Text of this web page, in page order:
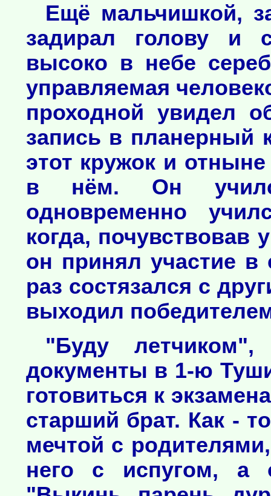
Ещё мальчишкой,
задирал голову и
высоко в небе
управляемая
проходной увидел
запись в планерный
этот кружок и
в нём. Он
одновременно
когда, почувствовав
он принял участие в
раз состязался с
выходил
"Буду
документы в 1-ю
готовиться к
старший брат. Как -
мечтой с
него с испугом, а